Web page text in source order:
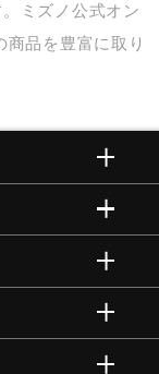
ミズノ公式オン
商品を豊富に取り